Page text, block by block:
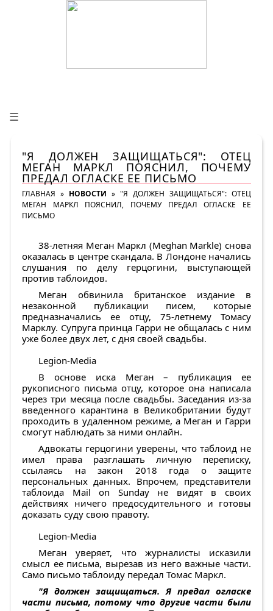
☰
"Я ДОЛЖЕН ЗАЩИЩАТЬСЯ": ОТЕЦ
МЕГАН МАРКЛ ПОЯСНИЛ, ПОЧЕМУ
ПРЕДАЛ ОГЛАСКЕ ЕЕ ПИСЬМО
ГЛАВНАЯ » НОВОСТИ » "Я ДОЛЖЕН ЗАЩИЩАТЬСЯ": ОТЕЦ
МЕГАН МАРКЛ ПОЯСНИЛ, ПОЧЕМУ ПРЕДАЛ ОГЛАСКЕ ЕЕ
ПИСЬМО
38-летняя Меган Маркл (Meghan Markle) снова
оказалась в центре скандала. В Лондоне начались
слушания по делу герцогини, выступающей
против таблоидов.
Меган обвинила британское издание в
незаконной публикации писем, которые
предназначались ее отцу, 75-летнему Томасу
Марклу. Супруга принца Гарри не общалась с ним
уже более двух лет, с дня своей свадьбы.
Legion-Media
В основе иска Меган – публикация ее
рукописного письма отцу, которое она написала
через три месяца после свадьбы. Заседания из-за
введенного карантина в Великобритании будут
проходить в удаленном режиме, а Меган и Гарри
смогут наблюдать за ними онлайн.
Адвокаты герцогини уверены, что таблоид не
имел права разглашать личную переписку,
ссылаясь на закон 2018 года о защите
персональных данных. Впрочем, представители
таблоида Mail on Sundaу не видят в своих
действиях ничего предосудительного и готовы
доказать суду свою правоту.
Legion-Media
Меган уверяет, что журналисты исказили
смысл ее письма, вырезав из него важные части.
Само письмо таблоиду передал Томас Маркл.
"Я должен защищаться. Я предал огласке
части письма, потому что другие части были